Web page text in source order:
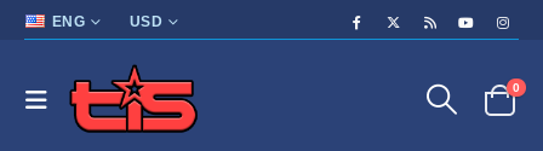
ENG USD
0